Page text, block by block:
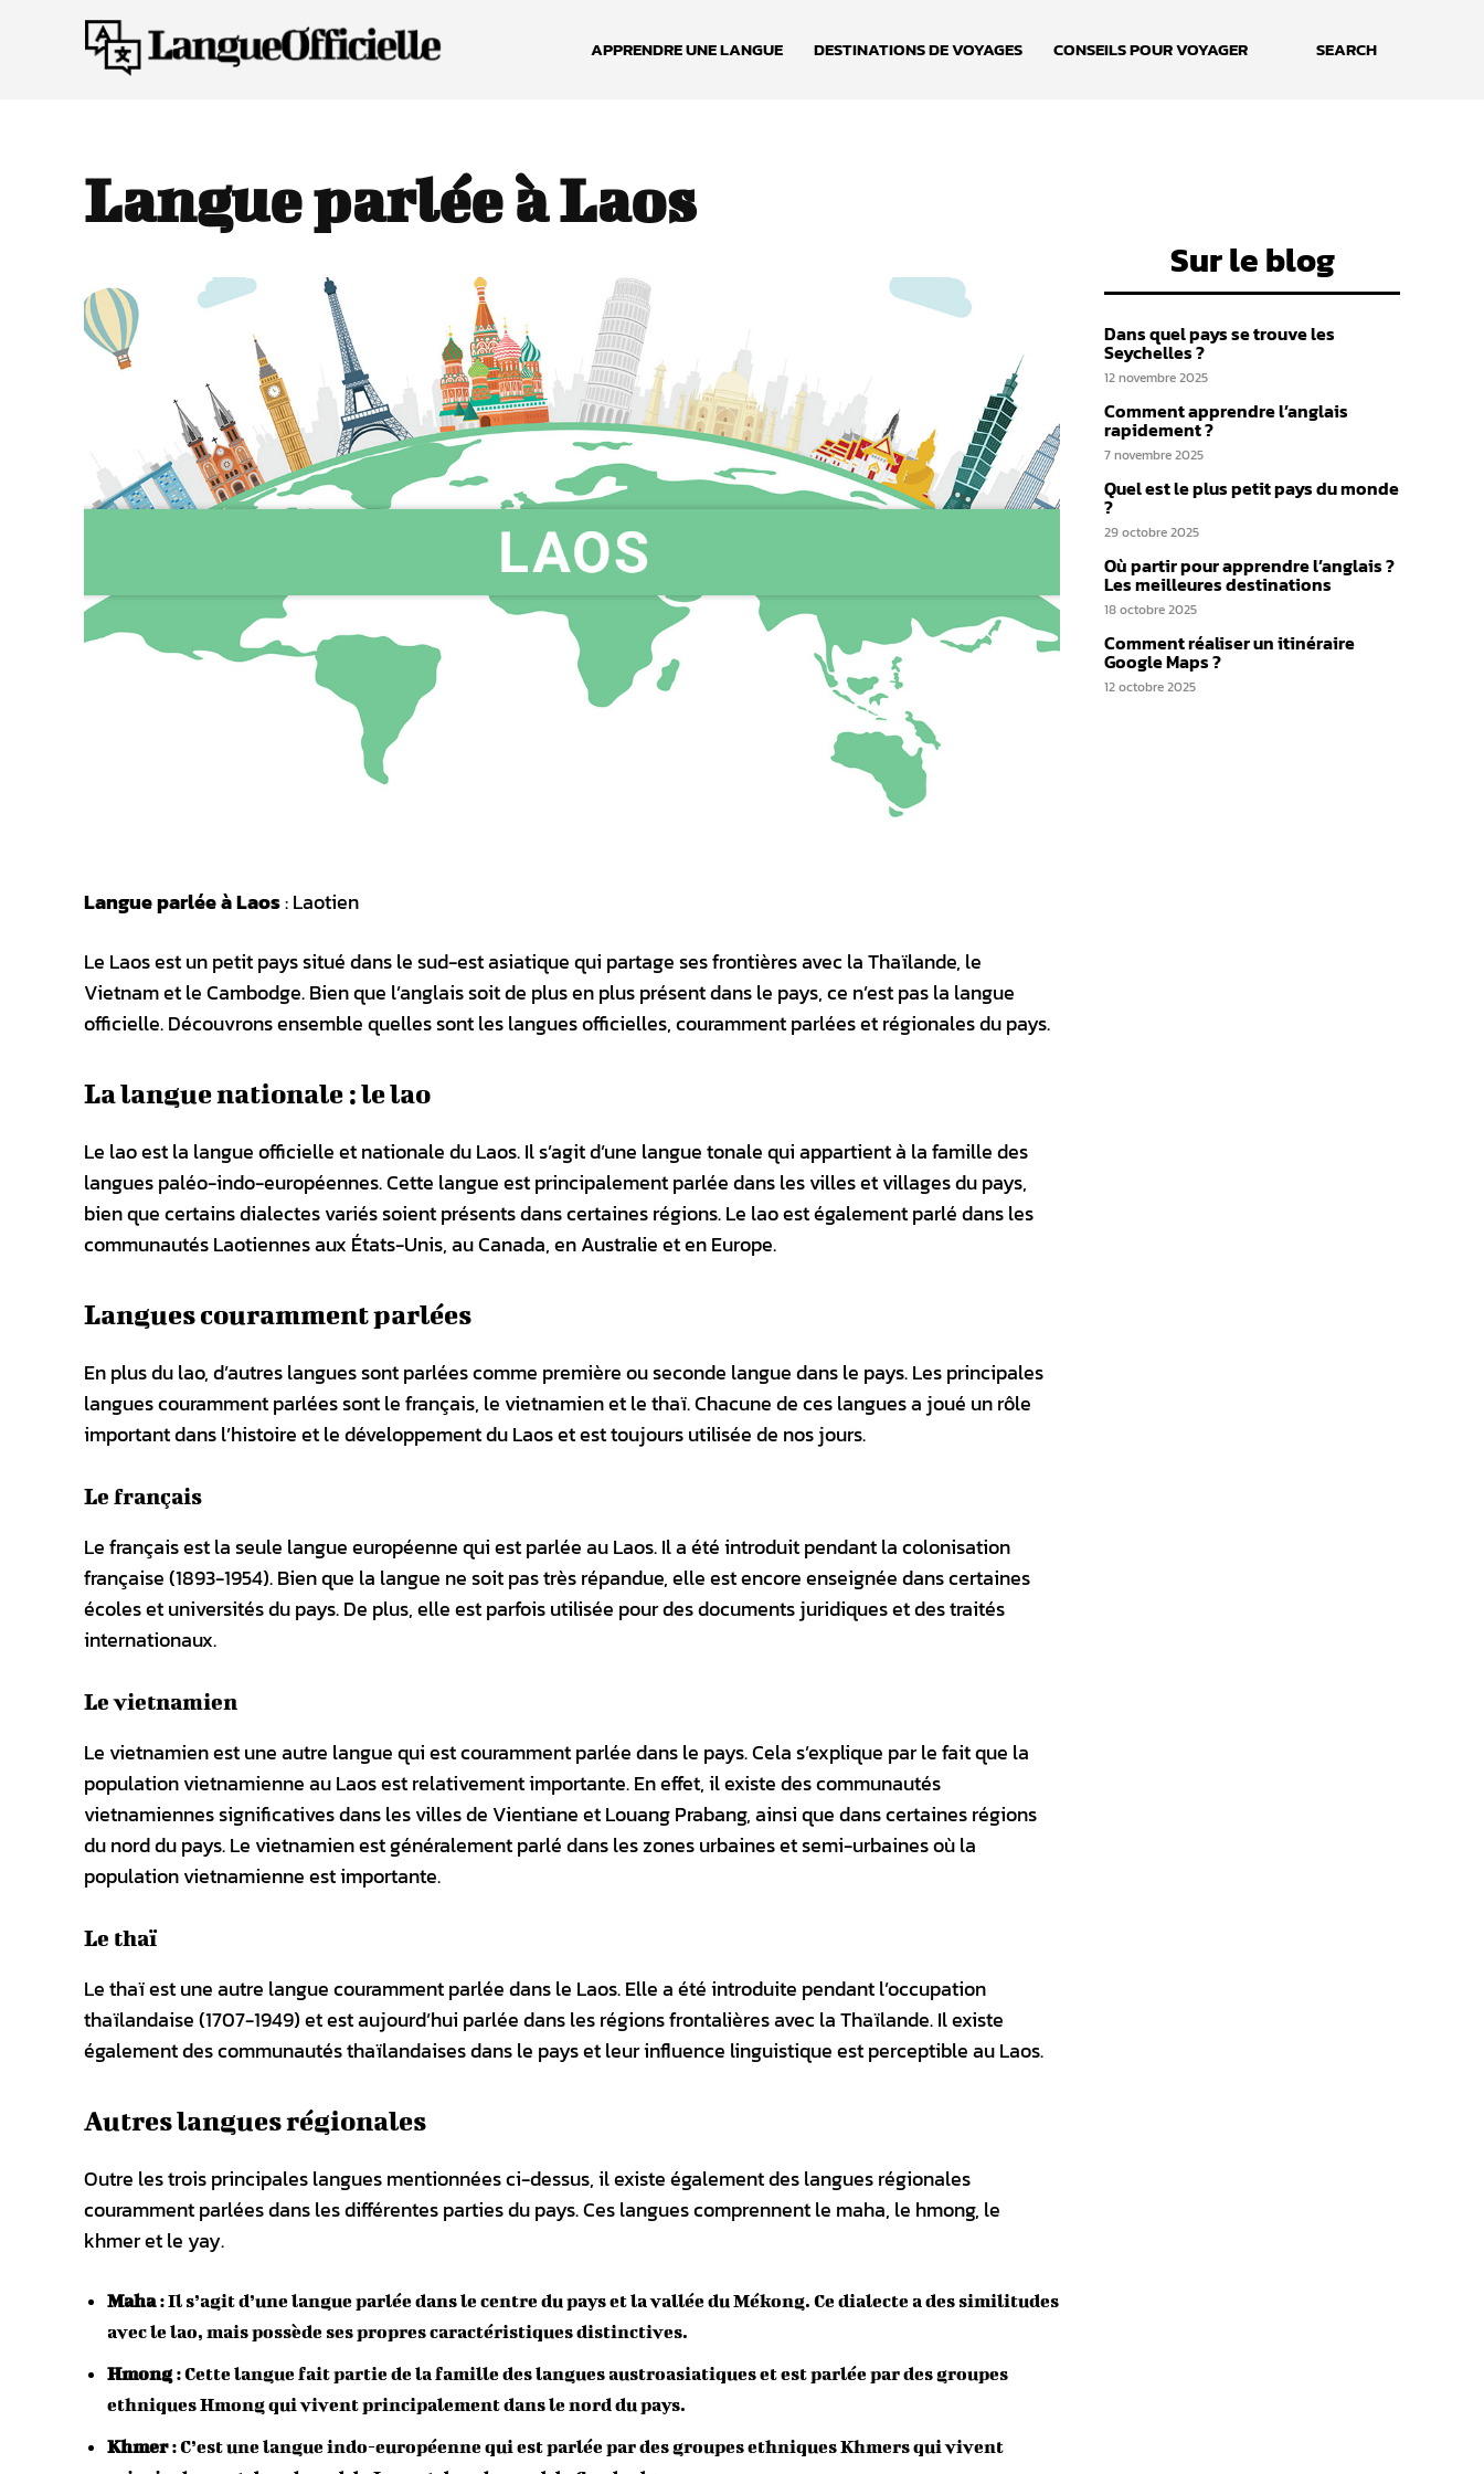
APPRENDRE UNE LANGUE DESTINATIONS DE VOYAGES CONSEILS POUR VOYAGER SEARCH
Langue parlée à Laos
Langue parlée à Laos: Laotien
Le Laos est un petit pays situé dans le sud-est asiatique qui partage ses frontières avec la Thaïlande, le
Vietnam et le Cambodge. Bien que l’anglais soit de plus en plus présent dans le pays, ce n’est pas la langue
officielle. Découvrons ensemble quelles sont les langues officielles, couramment parlées et régionales du pays.
La langue nationale : le lao
Le lao est la langue officielle et nationale du Laos. Il s’agit d’une langue tonale qui appartient à la famille des
langues paléo-indo-européennes. Cette langue est principalement parlée dans les villes et villages du pays,
bien que certains dialectes variés soient présents dans certaines régions. Le lao est également parlé dans les
communautés Laotiennes aux États-Unis, au Canada, en Australie et en Europe.
Langues couramment parlées
En plus du lao, d’autres langues sont parlées comme première ou seconde langue dans le pays. Les principales
langues couramment parlées sont le français, le vietnamien et le thaï. Chacune de ces langues a joué un rôle
important dans l’histoire et le développement du Laos et est toujours utilisée de nos jours.
Le français
Le français est la seule langue européenne qui est parlée au Laos. Il a été introduit pendant la colonisation
française (1893-1954). Bien que la langue ne soit pas très répandue, elle est encore enseignée dans certaines
écoles et universités du pays. De plus, elle est parfois utilisée pour des documents juridiques et des traités
internationaux.
Le vietnamien
Le vietnamien est une autre langue qui est couramment parlée dans le pays. Cela s’explique par le fait que la
population vietnamienne au Laos est relativement importante. En effet, il existe des communautés
vietnamiennes significatives dans les villes de Vientiane et Louang Prabang, ainsi que dans certaines régions
du nord du pays. Le vietnamien est généralement parlé dans les zones urbaines et semi-urbaines où la
population vietnamienne est importante.
Le thaï
Le thaï est une autre langue couramment parlée dans le Laos. Elle a été introduite pendant l’occupation
thaïlandaise (1707-1949) et est aujourd’hui parlée dans les régions frontalières avec la Thaïlande. Il existe
également des communautés thaïlandaises dans le pays et leur influence linguistique est perceptible au Laos.
Autres langues régionales
Outre les trois principales langues mentionnées ci-dessus, il existe également des langues régionales
couramment parlées dans les différentes parties du pays. Ces langues comprennent le maha, le hmong, le
khmer et le yay.
Maha: Il s’agit d’une langue parlée dans le centre du pays et la vallée du Mékong. Ce dialecte a des similitudes
avec le lao, mais possède ses propres caractéristiques distinctives.
Hmong : Cette langue fait partie de la famille des langues austroasiatiques et est parlée par des groupes
ethniques Hmong qui vivent principalement dans le nord du pays.
Khmer: C’est une langue indo-européenne qui est parlée par des groupes ethniques Khmers qui vivent
Sur le blog
Dans quel pays se trouve les
Seychelles ?
12 novembre 2025
Comment apprendre l’anglais
rapidement ?
7 novembre 2025
Quel est le plus petit pays du monde
?
29 octobre 2025
Où partir pour apprendre l’anglais ?
Les meilleures destinations
18 octobre 2025
Comment réaliser un itinéraire
Google Maps ?
12 octobre 2025